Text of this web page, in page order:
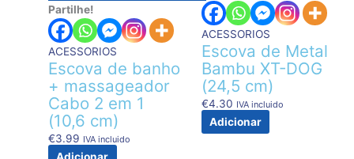
Partilhe!
ACESSORIOS
Escova de banho
+ massageador
Cabo 2 em 1
(10,6 cm)
€3.99 IVA incluido
ACESSORIOS
Escova de Metal
Bambu XT-DOG
(24,5 cm)
€4.30 IVA incluido
Adicionar